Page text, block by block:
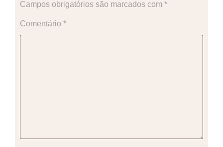
Campos obrigatórios são marcados com *
Comentário *